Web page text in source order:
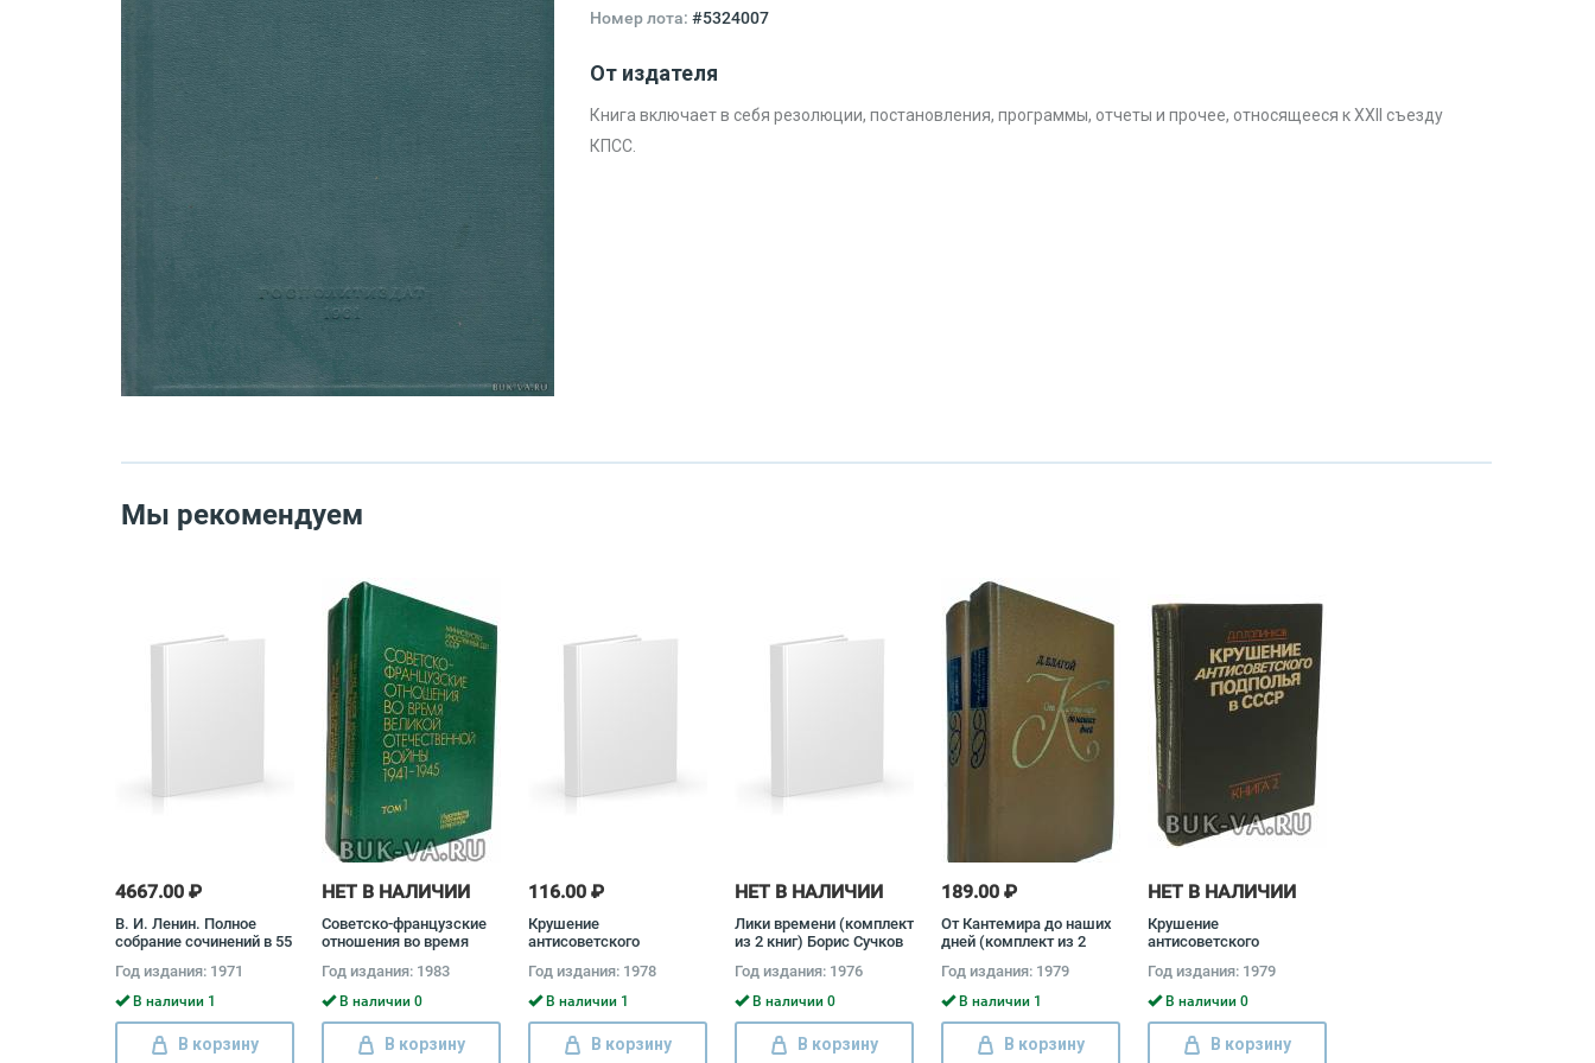
Номер лота: #5324007
От издателя
Книга включает в себя резолюции, постановления, программы, отчеты и прочее, относящееся к XXII съезду
КПСС.
Мы рекомендуем
4667.00 ₽
В. И. Ленин. Полное
собрание сочинений в 55
Владимир Ленин
Год издания: 1971
В наличии 1
В корзину
НЕТ В НАЛИЧИИ
Советско-французские
отношения во время
войны 1941 - 1945
(комплект из 2 книг)
Год издания: 1983
В наличии 0
В корзину
116.00 ₽
Крушение
антисоветского
(комплект из 2 книг)
Давид Голинков
Год издания: 1978
В наличии 1
В корзину
НЕТ В НАЛИЧИИ
Лики времени (комплект
из 2 книг) Борис Сучков
Год издания: 1976
В наличии 0
В корзину
189.00 ₽
От Кантемира до наших
дней (комплект из 2
Год издания: 1979
В наличии 1
В корзину
НЕТ В НАЛИЧИИ
Крушение
антисоветского
(комплект из 2 книг)
Давид Голинков
Год издания: 1979
В наличии 0
В корзину